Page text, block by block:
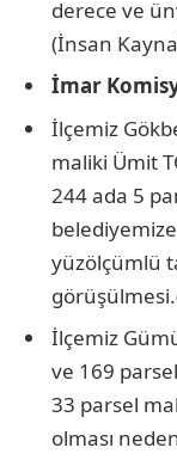
derece ve
(İnsan
İmar
İlçemiz
maliki Ümit
244 ada 5
yüzölçümlü
İlçemiz
ve 169
33 parsel
olması